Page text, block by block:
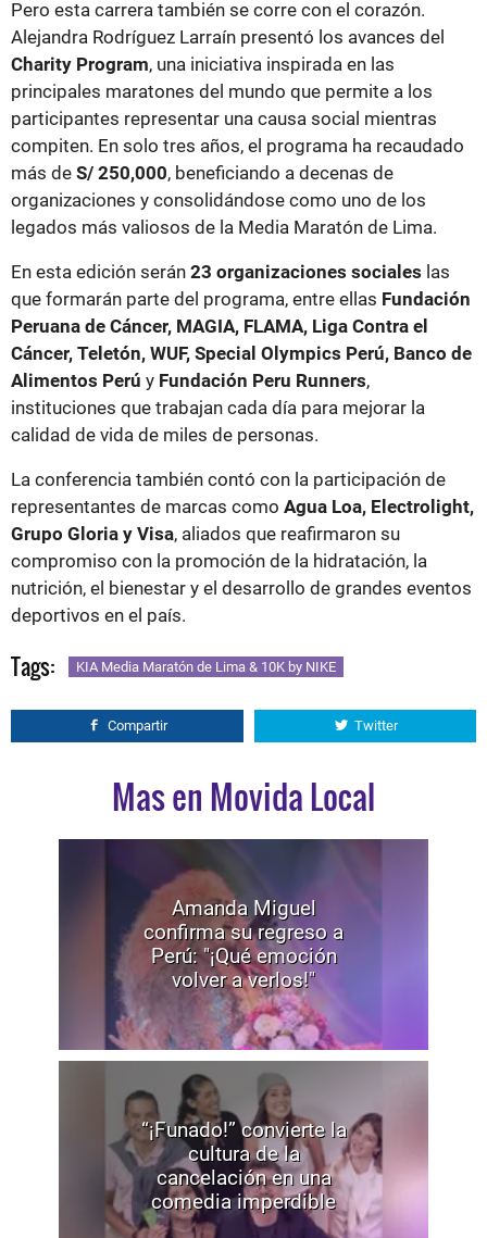
Pero esta carrera también se corre con el corazón.
Alejandra Rodríguez Larraín presentó los avances del
Charity Program, una iniciativa inspirada en las
principales maratones del mundo que permite a los
participantes representar una causa social mientras
compiten. En solo tres años, el programa ha recaudado
más de S/ 250,000, beneficiando a decenas de
organizaciones y consolidándose como uno de los
legados más valiosos de la Media Maratón de Lima.
En esta edición serán 23 organizaciones sociales las
que formarán parte del programa, entre ellas Fundación
Peruana de Cáncer, MAGIA, FLAMA, Liga Contra el
Cáncer, Teletón, WUF, Special Olympics Perú, Banco de
Alimentos Perú y Fundación Peru Runners,
instituciones que trabajan cada día para mejorar la
calidad de vida de miles de personas.
La conferencia también contó con la participación de
representantes de marcas como Agua Loa, Electrolight,
Grupo Gloria y Visa, aliados que reafirmaron su
compromiso con la promoción de la hidratación, la
nutrición, el bienestar y el desarrollo de grandes eventos
deportivos en el país.
Tags: KIA Media Maratón de Lima & 10K by NIKE
Compartir Twitter
Mas en Movida Local
Amanda Miguel
confirma su regreso a
Perú: "¡Qué emoción
volver a verlos!"
“¡Funado!” convierte la
cultura de la
cancelación en una
comedia imperdible